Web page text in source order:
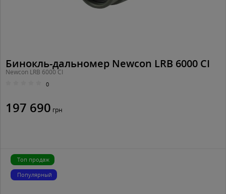
Бинокль-дальномер Newcon LRB 6000 СI
Newcon LRB 6000 СI
0
197 690 грн
Топ продаж
Популярный